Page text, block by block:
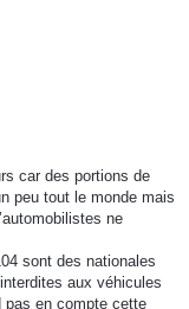
car des portions de
peu tout le monde mais
ne
sont des nationales
aux véhicules
pas en compte cette